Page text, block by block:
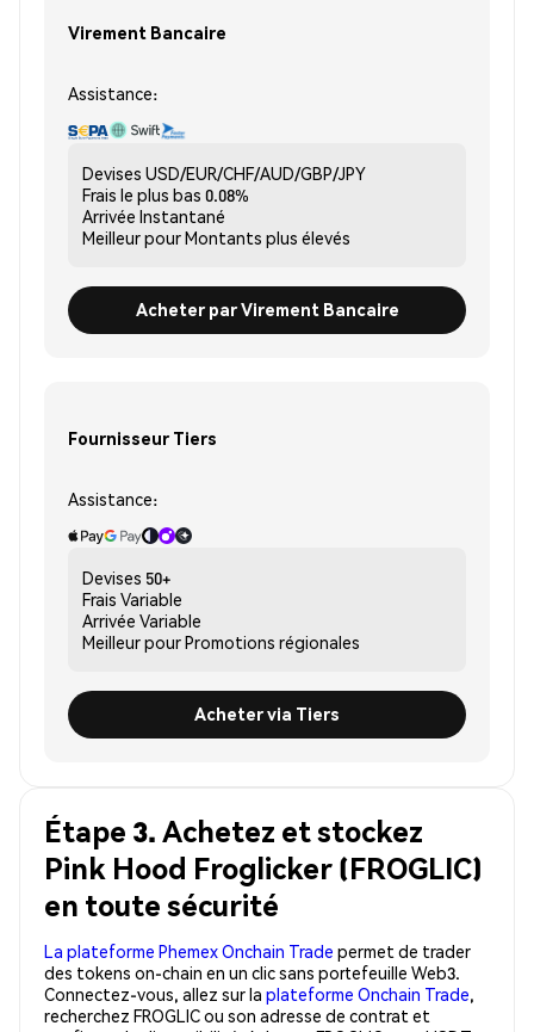
Virement Bancaire
Assistance:
Devises USD/EUR/CHF/AUD/GBP/JPY
Frais le plus bas 0.08%
Arrivée Instantané
Meilleur pourMontants plus élevés
Acheter par Virement Bancaire
Fournisseur Tiers
Assistance:
Devises 50+
Frais Variable
Arrivée Variable
Meilleur pourPromotions régionales
Acheter via Tiers
Étape 3. Achetez et stockez
Pink Hood Froglicker (FROGLIC)
en toute sécurité
La plateforme Phemex Onchain Trade permet de trader
des tokens on-chain en un clic sans portefeuille Web3.
Connectez-vous, allez sur la plateforme Onchain Trade,
recherchez FROGLIC ou son adresse de contrat et